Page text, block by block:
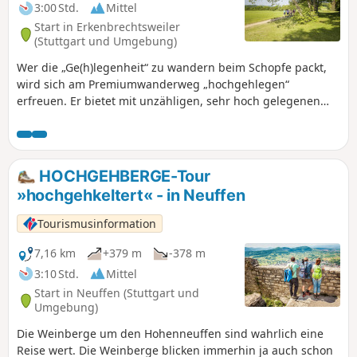
3:00 Std.
Mittel
Start in Erkenbrechtsweiler
(Stuttgart und Umgebung)
Wer die „Ge(h)legenheit“ zu wandern beim Schopfe packt,
wird sich am Premiumwanderweg „hochgehlegen“
erfreuen. Er bietet mit unzähligen, sehr hoch gelegenen
auf die Natur und die Täler ringsherum, sondern auch
Highlights wie den Heidengraben das größte keltische
Oppidum, den Albtrauf und seine Hangschluchtwälder. Auf
ruhigen Waldwegen, vorbei am versteckten Schlupffels,
wird der erste Panoramablick am Beurener Fels erreicht. Bei
guter Sicht erwartet den Wanderer ein gigantischer
Ausblick auf den Hohenneuffen, bis nach Stuttgart und
manchmal sogar bis zum Schwarzwald und den Vogesen.
Bergab geht es in Richtung Freilichtmuseum Beuren.
Zurück auf der Albhochfläche beim „Brucker Fels“ kann man
noch eine weitere unvergessliche Aussicht auf die markante
Burg Teck und ins Lenninger Tal genießen. Und ehe man
sich‘s versieht, führt der historische Heidengraben einen
auch schon wieder zurück zum Anfangspunkt der
HOCHGEHBERGE-Tour
»hochgehkeltert« - in Neuffen
Tourismusinformation
7,16 km
+379 m
-378 m
3:10 Std.
Mittel
Start in Neuffen (Stuttgart und
Umgebung)
Die Weinberge um den Hohenneuffen sind wahrlich eine
Reise wert. Die Weinberge blicken immerhin ja auch schon